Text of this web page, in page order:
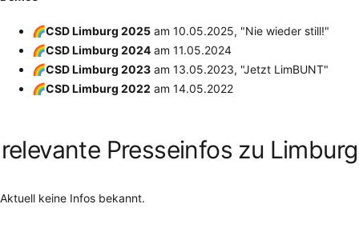
🌈CSD Limburg 2025 am 10.05.2025, "Nie wieder still!"
🌈CSD Limburg 2024 am 11.05.2024
🌈CSD Limburg 2023 am 13.05.2023, "Jetzt LimBUNT"
🌈CSD Limburg 2022 am 14.05.2022
relevante Presseinfos zu Limburg
Aktuell keine Infos bekannt.